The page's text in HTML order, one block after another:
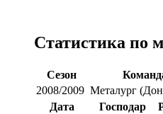
Статистика по
Сезон
2008/2009 Металург
Дата
Господар